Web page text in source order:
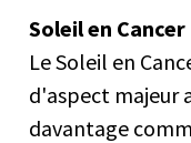
Soleil en Cancer
Le Soleil en
d'aspect majeur
davantage